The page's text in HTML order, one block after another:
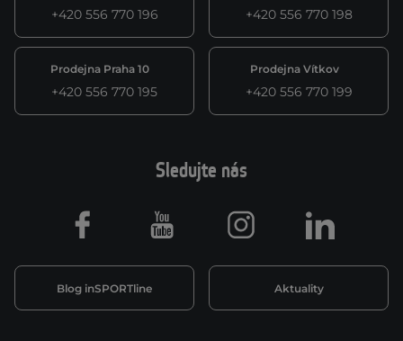
+420 556 770 196 +420 556 770 198
Prodejna Praha 10
+420 556 770 195
Prodejna Vítkov
+420 556 770 199
Sledujte nás
Blog inSPORTline Aktuality
Facebook Youtube Instagram LinkedIn